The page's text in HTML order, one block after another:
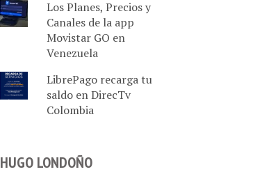
Los Planes, Precios y
Canales de la app
Movistar GO en
Venezuela
LibrePago recarga tu
saldo en DirecTv
Colombia
HUGO LONDOÑO